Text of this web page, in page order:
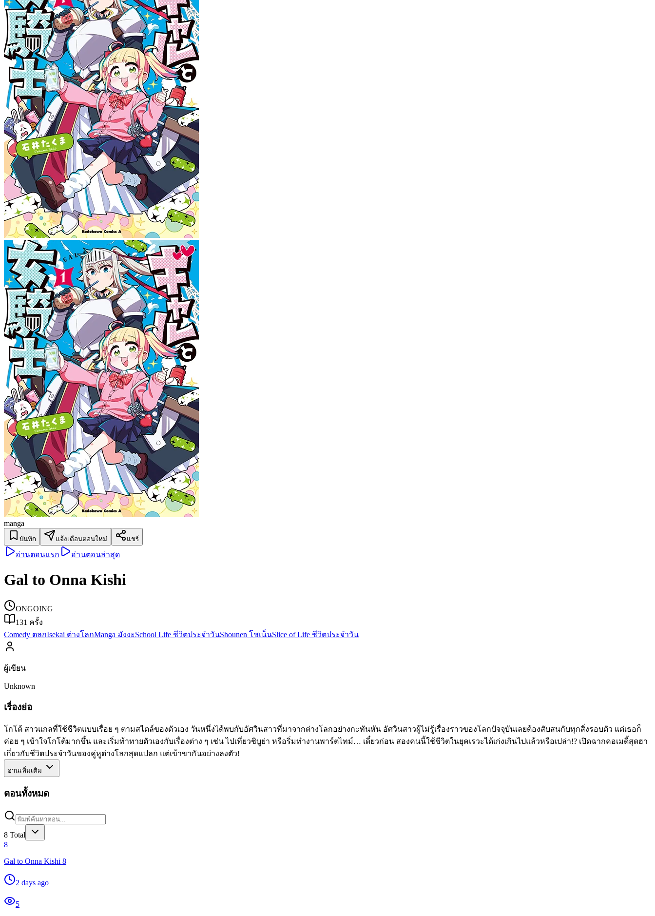
manga
บันทึก แจ้งเตือนตอนใหม่ แชร์
อ่านตอนแรก อ่านตอนล่าสุด
Gal to Onna Kishi
ONGOING
131 ครั้ง
Comedy ตลกIsekai ต่างโลกManga มังงะSchool Life ชีวิตประจำวันShounen โชเน็นSlice of Life ชีวิตประจำวัน
ผู้เขียน
Unknown
เรื่องย่อ
โกโต้ สาวแกลที่ใช้ชีวิตแบบเรื่อย ๆ ตามสไตล์ของตัวเอง วันหนึ่งได้พบกับอัศวินสาวที่มาจากต่างโลกอย่างกะทันหัน อัศวินสาวผู้ไม่รู้เรื่องราวของโลกปัจจุบันเลยต้องสับสนกับทุกสิ่งรอบตัว แต่เธอก็
ค่อย ๆ เข้าใจโกโต้มากขึ้น และเริ่มท้าทายตัวเองกับเรื่องต่าง ๆ เช่น ไปเที่ยวชิบูย่า หรือริ่มทำงานพาร์ตไทม์… เดี๋ยวก่อน สองคนนี้ใช้ชีวิตในยุคเรวะได้เก่งเกินไปแล้วหรือเปล่า!? เปิดฉากคอเมดี้สุดฮา
เกี่ยวกับชีวิตประจำวันของคู่หูต่างโลกสุดแปลก แต่เข้าขากันอย่างลงตัว!
อ่านเพิ่มเติม
ตอนทั้งหมด
8 Total
8
Gal to Onna Kishi 8
2 days ago
5